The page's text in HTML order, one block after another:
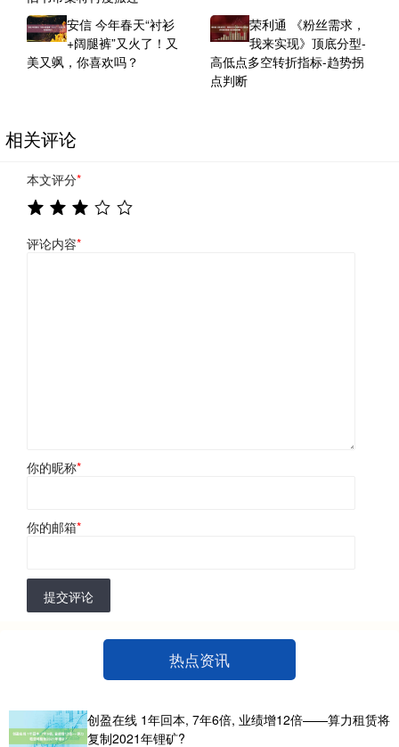
安信 今年春天“衬衫
+阔腿裤”又火了！又
美又飒，你喜欢吗？
荣利通 《粉丝需求，
我来实现》顶底分型-
高低点多空转折指标-趋势拐
点判断
相关评论
本文评分*
评论内容*
你的昵称*
你的邮箱*
提交评论
热点资讯
创盈在线 1年回本, 7年6倍, 业绩增12倍——算力租赁将
复制2021年锂矿?